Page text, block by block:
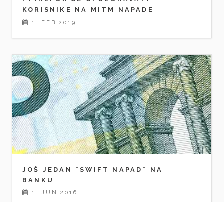
KORISNIKE NA MITM NAPADE
1. FEB 2019.
JOŠ JEDAN "SWIFT NAPAD" NA
BANKU
1. JUN 2016.